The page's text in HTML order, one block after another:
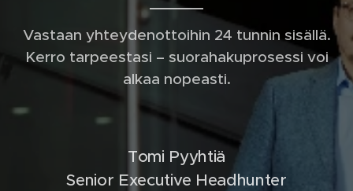
Vastaan yhteydenottoihin 24 tunnin sisällä.
Kerro tarpeestasi – suorahakuprosessi voi
alkaa nopeasti.
Tomi Pyyhtiä
Senior Executive Headhunter